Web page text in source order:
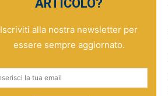
ARTICOLO?
Iscriviti alla nostra newsletter per
essere sempre aggiornato.